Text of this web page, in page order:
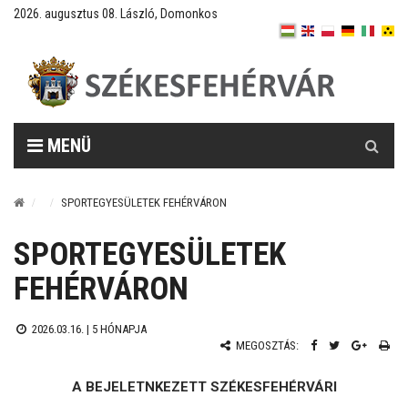
2026. augusztus 08. László, Domonkos
MENÜ
SPORTEGYESÜLETEK FEHÉRVÁRON
SPORTEGYESÜLETEK
FEHÉRVÁRON
2026.03.16. | 5 HÓNAPJA
MEGOSZTÁS:
A BEJELETNKEZETT SZÉKESFEHÉRVÁRI